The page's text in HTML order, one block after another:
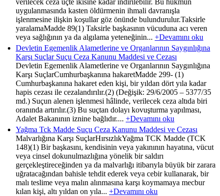
verilecek ceza üçte ikisine kadar indirilebilir. Bu hükmün
uygulanmasında kasten öldürmenin ihmali davranışla
işlenmesine ilişkin koşullar göz önünde bulundurulur.Taksirle
yaralamaMadde 89(1) Taksirle başkasının vücuduna acı veren
veya sağlığının ya da algılama yeteneğinin... +Devamını oku
Devletin Egemenlik Alametlerine ve Organlarının Saygınlığına
Karşı Suçlar Suçu Ceza Kanunu Maddesi ve Cezası
Devletin Egemenlik Alametlerine ve Organlarının Saygınlığına
Karşı SuçlarCumhurbaşkanına hakaretMadde 299- (1)
Cumhurbaşkanına hakaret eden kişi, bir yıldan dört yıla kadar
hapis cezası ile cezalandırılır.(2) (Değişik: 29/6/2005 – 5377/35
md.) Suçun alenen işlenmesi hâlinde, verilecek ceza altıda biri
oranında artırılır.(3) Bu suçtan dolayı kovuşturma yapılması,
Adalet Bakanının iznine bağlıdır.... +Devamını oku
Yağma Tck Madde Suçu Ceza Kanunu Maddesi ve Cezası
Malvarlığına Karşı SuçlarHırsızlıkYağma TCK Madde (TCK
148)(1) Bir başkasını, kendisinin veya yakınının hayatına, vücut
veya cinsel dokunulmazlığına yönelik bir saldırı
gerçekleştireceğinden ya da malvarlığı itibarıyla büyük bir zarara
uğratacağından bahisle tehdit ederek veya cebir kullanarak, bir
malı teslime veya malın alınmasına karşı koymamaya mecbur
kılan kişi, altı yıldan on yıla... +Devamını oku